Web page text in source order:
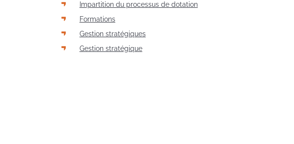
Impartition du processus de dotation
Formations
Gestion stratégiques
Gestion stratégique